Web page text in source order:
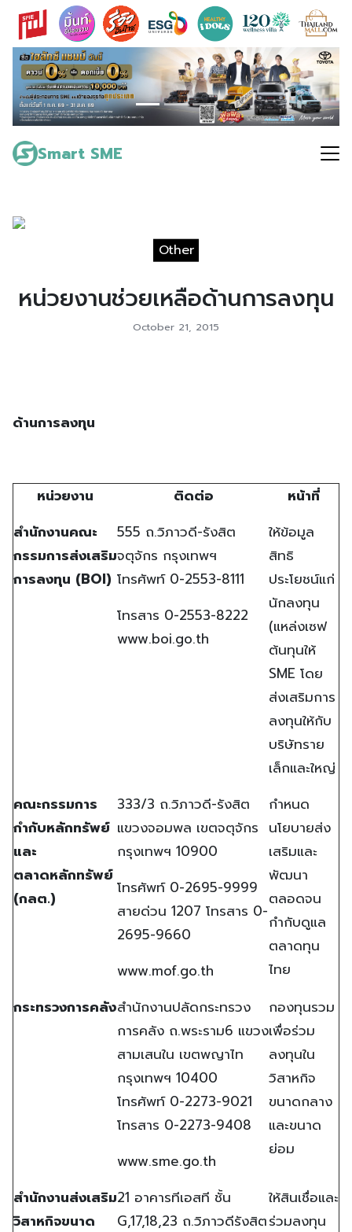
Skip
content
Smart SME
Search
for:
Other
หน่วยงานช่วยเหลือด้านการลงทุน
October 21, 2015
ด้านการลงทุน
หน่วยงาน ติดต่อ
หน้าที่
สำนักงานคณะ
กรรมการส่งเสริม
การลงทุน (BOI)
555 ถ.วิภาวดี-รังสิต
จตุจักร กรุงเทพฯ
โทรศัพท์ 0-2553-8111
โทรสาร 0-2553-8222
www.boi.go.th
ให้ข้อมูล
สิทธิ
ประโยชน์แก่
นักลงทุน
(แหล่งเซฟ
ต้นทุนให้
SME โดย
ส่งเสริมการ
ลงทุนให้กับ
บริษัทราย
เล็กและใหญ่
คณะกรรมการ
กำกับหลักทรัพย์
และ
ตลาดหลักทรัพย์
(กลต.)
333/3 ถ.วิภาวดี-รังสิต
แขวงจอมพล เขตจตุจักร
กรุงเทพฯ 10900
โทรศัพท์ 0-2695-9999
สายด่วน 1207 โทรสาร 0-
2695-9660
www.mof.go.th
กำหนด
นโยบายส่ง
เสริมและ
พัฒนา
ตลอดจน
กำกับดูแล
ตลาดทุน
ไทย
กระทรวงการคลังสำนักงานปลัดกระทรวง
การคลัง ถ.พระราม6 แขวง
สามเสนใน เขตพญาไท
กรุงเทพฯ 10400
โทรศัพท์ 0-2273-9021
โทรสาร 0-2273-9408
www.sme.go.th
กองทุนรวม
เพื่อร่วม
ลงทุนใน
วิสาหกิจ
ขนาดกลาง
และขนาด
ย่อม
สำนักงานส่งเสริม
วิสาหกิจขนาด
21 อาคารทีเอสที ชั้น
G,17,18,23 ถ.วิภาวดีรังสิต
ให้สินเชื่อและ
ร่วมลงทุน